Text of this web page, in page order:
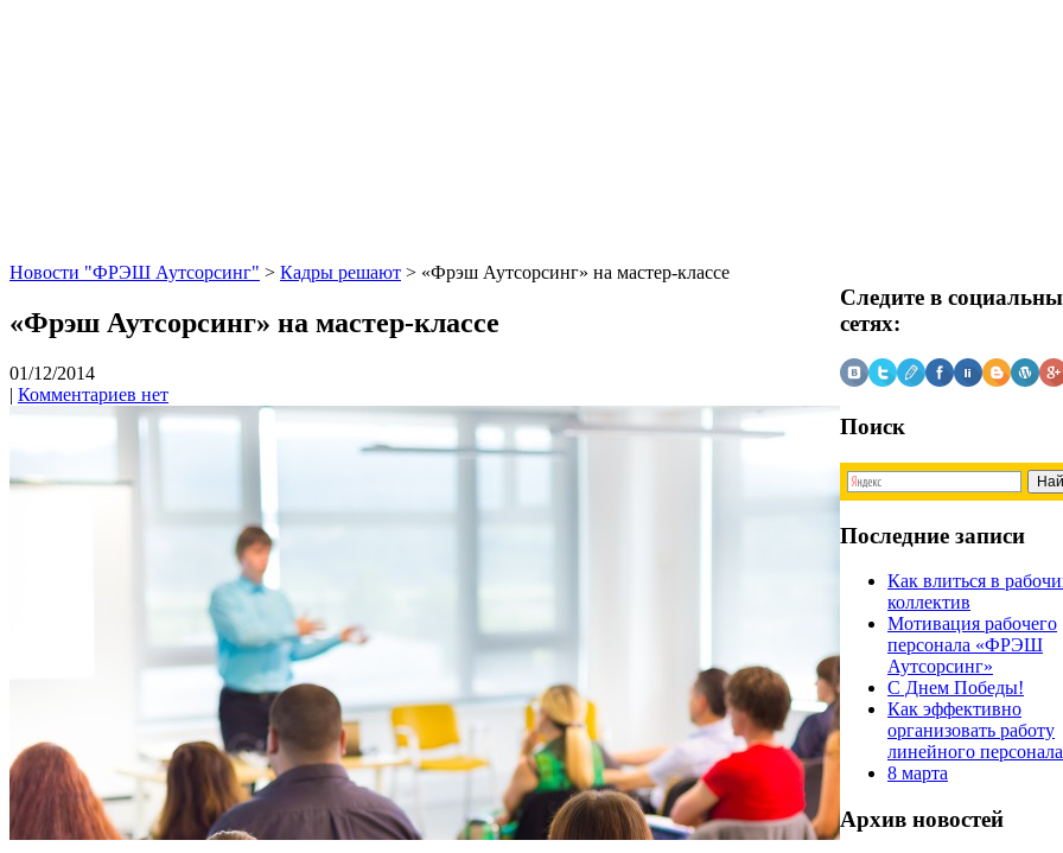
Новости "ФРЭШ Аутсорсинг" > Кадры решают > «Фрэш Аутсорсинг» на мастер-классе
«Фрэш Аутсорсинг» на мастер-классе
01/12/2014
| Комментариев нет
Следите в
сетях:
Поиск
Последние записи
Как влиться в
коллектив
Мотивация рабочего
персонала «ФРЭШ
Аутсорсинг»
С Днем Победы!
Как эффективно
организовать работу
линейного персонала
8 марта
Архив новостей